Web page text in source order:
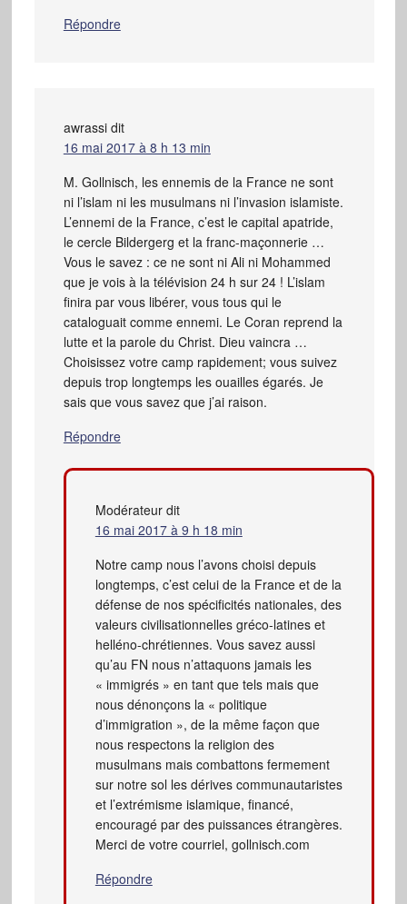
Répondre
awrassi dit
16 mai 2017 à 8 h 13 min
M. Gollnisch, les ennemis de la France ne sont
ni l’islam ni les musulmans ni l’invasion islamiste.
L’ennemi de la France, c’est le capital apatride,
le cercle Bildergerg et la franc-maçonnerie …
Vous le savez : ce ne sont ni Ali ni Mohammed
que je vois à la télévision 24 h sur 24 ! L’islam
finira par vous libérer, vous tous qui le
cataloguait comme ennemi. Le Coran reprend la
lutte et la parole du Christ. Dieu vaincra …
Choisissez votre camp rapidement; vous suivez
depuis trop longtemps les ouailles égarés. Je
sais que vous savez que j’ai raison.
Répondre
Modérateur dit
16 mai 2017 à 9 h 18 min
Notre camp nous l’avons choisi depuis
longtemps, c’est celui de la France et de la
défense de nos spécificités nationales, des
valeurs civilisationnelles gréco-latines et
helléno-chrétiennes. Vous savez aussi
qu’au FN nous n’attaquons jamais les
« immigrés » en tant que tels mais que
nous dénonçons la « politique
d’immigration », de la même façon que
nous respectons la religion des
musulmans mais combattons fermement
sur notre sol les dérives communautaristes
et l’extrémisme islamique, financé,
encouragé par des puissances étrangères.
Merci de votre courriel, gollnisch.com
Répondre